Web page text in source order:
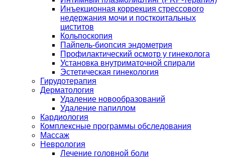
Инъекционная коррекция стрессового
недержания мочи и посткоитальных
циститов
Кольпоскопия
Пайпель-биопсия эндометрия
Профилактический осмотр у гинеколога
Установка внутриматочной спирали
Эстетическая гинекология
Гирудотерапия
Дерматология
Удаление новообразований
Удаление папиллом
Кардиология
Комплексные программы обследования
Массаж
Неврология
Лечение головной боли